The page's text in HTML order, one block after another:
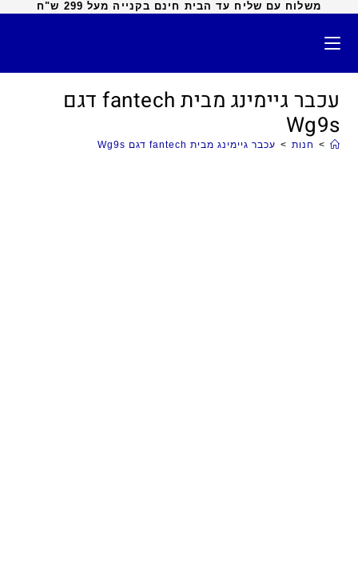
משלוח עם שליח עד הבית חינם בקנייה מעל 299 ש"ח
עכבר גיימינג מבית fantech דגם
Wg9s
> חנות > עכבר גיימינג מבית fantech דגם Wg9s